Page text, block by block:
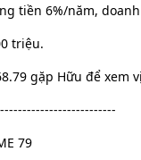
tiền 6%/năm,
triệu.
gặp Hữu để xem
79